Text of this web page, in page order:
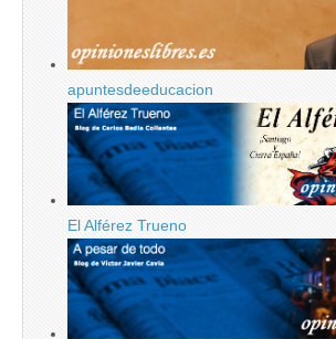
apuntesdeeducacion
El Alférez Trueno